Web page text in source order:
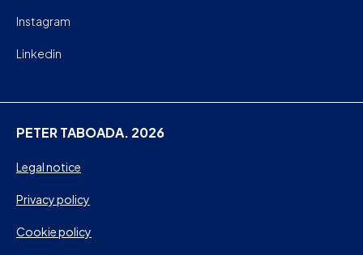
Instagram
Linkedin
PETER TABOADA. 2026
Legal notice
Privacy policy
Cookie policy